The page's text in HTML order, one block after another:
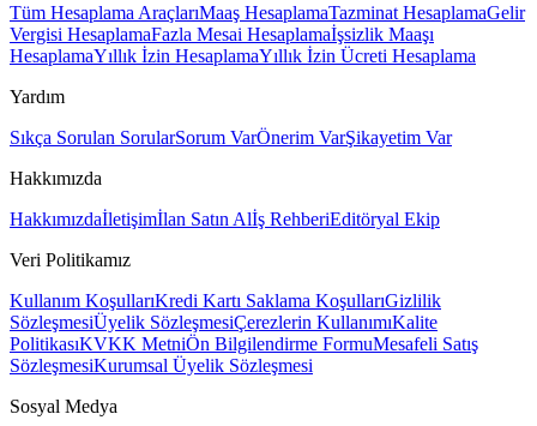
Tüm Hesaplama AraçlarıMaaş HesaplamaTazminat HesaplamaGelir
Vergisi HesaplamaFazla Mesai Hesaplamaİşsizlik Maaşı
HesaplamaYıllık İzin HesaplamaYıllık İzin Ücreti Hesaplama
Yardım
Sıkça Sorulan SorularSorum VarÖnerim VarŞikayetim Var
Hakkımızda
Hakkımızdaİletişimİlan Satın Alİş RehberiEditöryal Ekip
Veri Politikamız
Kullanım KoşullarıKredi Kartı Saklama KoşullarıGizlilik
SözleşmesiÜyelik SözleşmesiÇerezlerin KullanımıKalite
PolitikasıKVKK MetniÖn Bilgilendirme FormuMesafeli Satış
SözleşmesiKurumsal Üyelik Sözleşmesi
Sosyal Medya